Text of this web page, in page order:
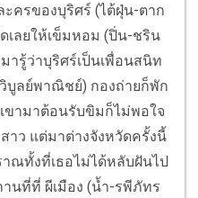
ครของบุริศร์ (ไต้ฝุ่น-ตาก
เลยให้เข็มหอม (ปิ่น-ชริน
ารู้ว่าบุริศร์เป็นเพื่อนสนิท
บูลย์พาณิชย์) กองถ่ายก็พัก
ขามาต้อนรับขิมก็ไม่พอใจ
าว แต่มาต่างจังหวัดครั้งนี้
ณทั้งที่เธอไม่ได้หลับฝันไป
นที่ที่ ผีเมือง (น้ำ-รพีภัทร